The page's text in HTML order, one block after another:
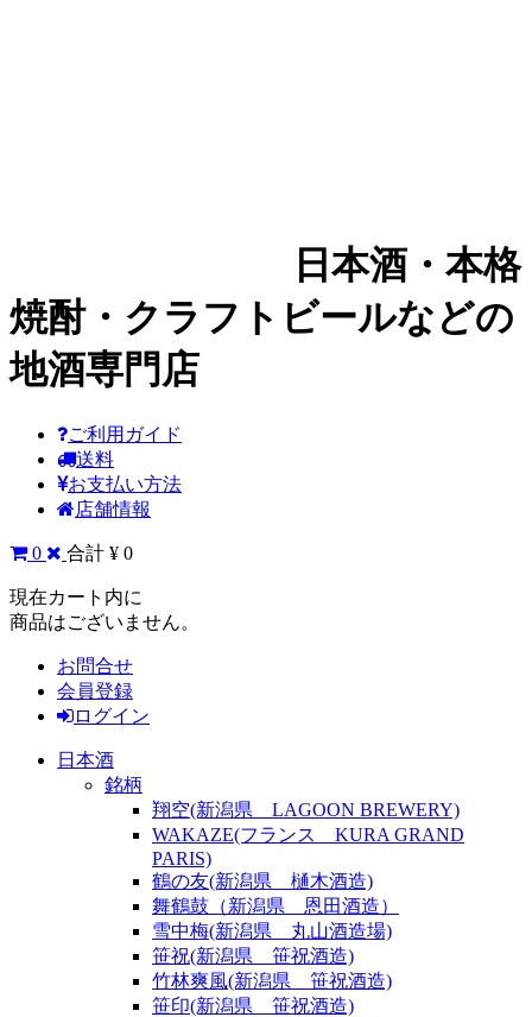
日本酒・本格
焼酎・クラフトビールなどの
地酒専門店
ご利用ガイド
送料
お支払い方法
店舗情報
0 合計 ¥ 0
現在カート内に
商品はございません。
お問合せ
会員登録
ログイン
日本酒
銘柄
翔空(新潟県 LAGOON BREWERY)
WAKAZE(フランス KURA GRAND
PARIS)
鶴の友(新潟県 樋木酒造)
舞鶴鼓（新潟県 恩田酒造）
雪中梅(新潟県 丸山酒造場)
笹祝(新潟県 笹祝酒造)
竹林爽風(新潟県 笹祝酒造)
笹印(新潟県 笹祝酒造)